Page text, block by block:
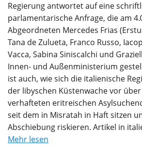
Regierung antwortet auf eine
parlamentarische Anfrage, die am
Abgeordneten Mercedes Frias
Tana de Zulueta, Franco Russo,
Vacca, Sabina Siniscalchi und
Innen- und Außenministerium
ist auch, wie sich die italienische
der libyschen Küstenwache vor
verhafteten eritreischen
seit dem in Misratah in Haft sitzen
Abschiebung riskieren. Artikel in
Mehr lesen